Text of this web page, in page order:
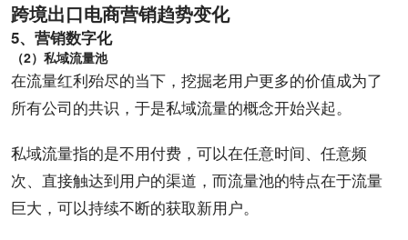
跨境出口电商营销趋势变化
5、营销数字化
（2）私域流量池
在流量红利殆尽的当下，挖掘老用户更多的价值成为了
所有公司的共识，于是私域流量的概念开始兴起。
私域流量指的是不用付费，可以在任意时间、任意频
次、直接触达到用户的渠道，而流量池的特点在于流量
巨大，可以持续不断的获取新用户。